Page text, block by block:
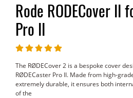
Rode RODECover II
Pro II
The RØDECover 2 is a bespoke cover
RØDECaster Pro II. Made from high-
extremely durable, it ensures both
of the